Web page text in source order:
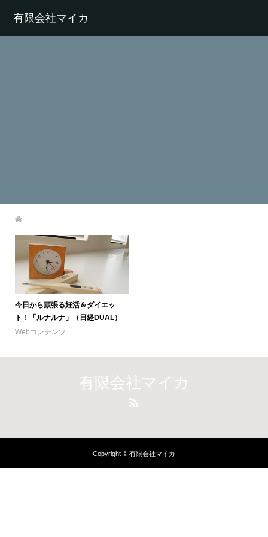
有限会社マイカ
今日から頑張る妊活＆ダイエッ
ト！「ルナルナ」（日経DUAL）
Webコンテンツ
有限会社マイカ
Copyright © 有限会社マイカ